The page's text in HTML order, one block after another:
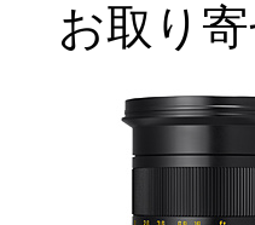
お取り